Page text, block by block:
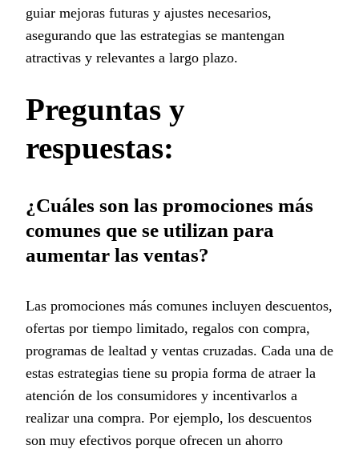
guiar mejoras futuras y ajustes necesarios,
asegurando que las estrategias se mantengan
atractivas y relevantes a largo plazo.
Preguntas y
respuestas:
¿Cuáles son las promociones más
comunes que se utilizan para
aumentar las ventas?
Las promociones más comunes incluyen descuentos,
ofertas por tiempo limitado, regalos con compra,
programas de lealtad y ventas cruzadas. Cada una de
estas estrategias tiene su propia forma de atraer la
atención de los consumidores y incentivarlos a
realizar una compra. Por ejemplo, los descuentos
son muy efectivos porque ofrecen un ahorro